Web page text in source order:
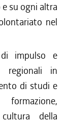
su ogni altra
nel
impulso e
regionali in
di studi e
della